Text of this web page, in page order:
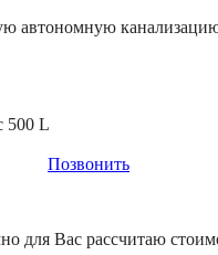
автономную
500 L
Позвонить
для Вас рассчитаю